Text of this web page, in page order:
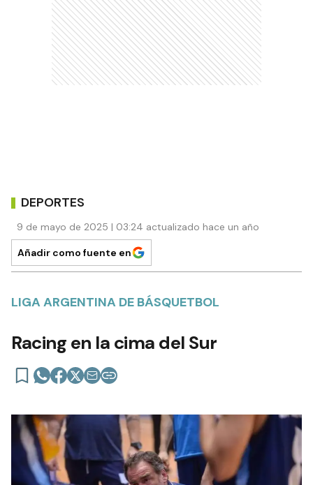
DEPORTES
9 de mayo de 2025 | 03:24 actualizado hace un año
Añadir como fuente en
LIGA ARGENTINA DE BÁSQUETBOL
Racing en la cima del Sur